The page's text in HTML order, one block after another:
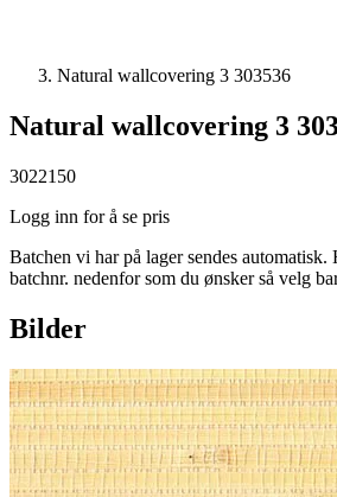
Natural wallcovering 3 303536
Natural wallcovering 3
3022150
Logg inn for å se pris
Batchen vi har på lager sendes
batchnr. nedenfor som du ønsker så velg
Bilder